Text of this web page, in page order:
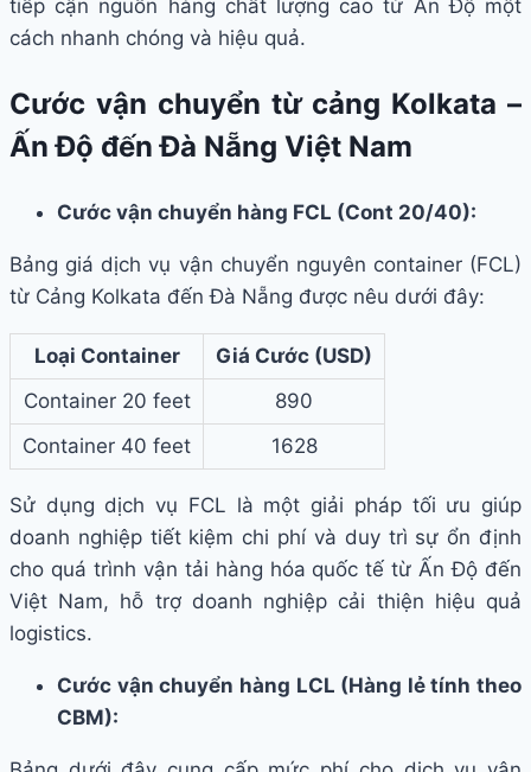
tiếp cận nguồn hàng chất lượng cao từ Ấn Độ một
cách nhanh chóng và hiệu quả.
Cước vận chuyển từ cảng Kolkata –
Ấn Độ đến Đà Nẵng Việt Nam
Cước vận chuyển hàng FCL (Cont 20/40):
Bảng giá dịch vụ vận chuyển nguyên container (FCL)
từ Cảng Kolkata đến Đà Nẵng được nêu dưới đây:
Loại Container
Giá Cước (USD)
Container 20 feet
890
Container 40 feet
1628
Sử dụng dịch vụ FCL là một giải pháp tối ưu giúp
doanh nghiệp tiết kiệm chi phí và duy trì sự ổn định
cho quá trình vận tải hàng hóa quốc tế từ Ấn Độ đến
Việt Nam, hỗ trợ doanh nghiệp cải thiện hiệu quả
logistics.
Cước vận chuyển hàng LCL (Hàng lẻ tính theo
CBM):